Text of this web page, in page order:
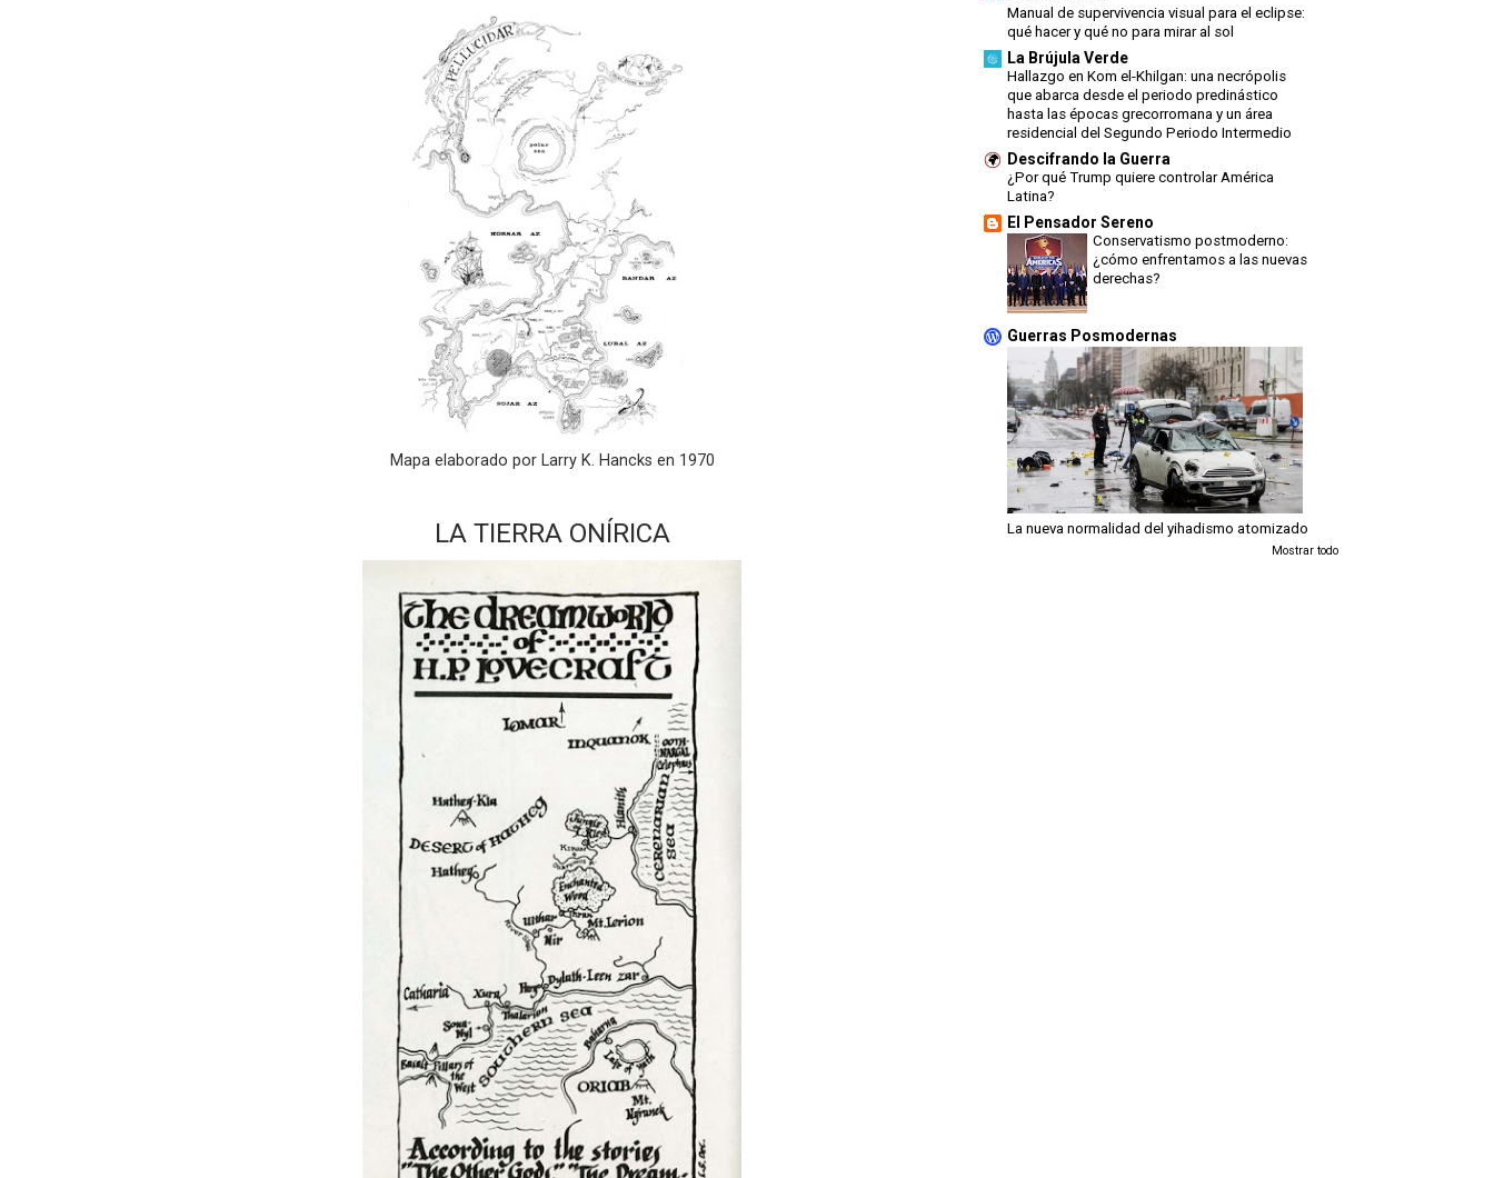
Mapa elaborado por Larry K. Hancks en 1970
LA TIERRA ONÍRICA
Manual de supervivencia visual para el eclipse:
qué hacer y qué no para mirar al sol
La Brújula Verde
Hallazgo en Kom el-Khilgan: una necrópolis
que abarca desde el periodo predinástico
hasta las épocas grecorromana y un área
residencial del Segundo Periodo Intermedio
Descifrando la Guerra
¿Por qué Trump quiere controlar América
Latina?
El Pensador Sereno
Conservatismo postmoderno:
¿cómo enfrentamos a las nuevas
derechas?
Guerras Posmodernas
La nueva normalidad del yihadismo atomizado
Mostrar todo